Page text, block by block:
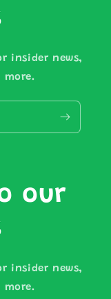
insider news,
more.
our
insider news,
more.